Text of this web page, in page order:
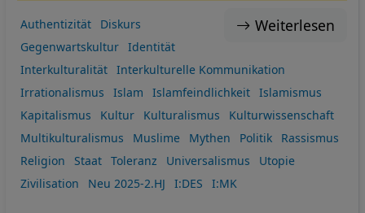
Weiterlesen
Authentizität
Diskurs
Gegenwartskultur
Identität
Interkulturalität
Interkulturelle Kommunikation
Irrationalismus
Islam Islamfeindlichkeit
Islamismus
Kapitalismus
Kultur Kulturalismus
Kulturwissenschaft
Multikulturalismus
Muslime Mythen Politik
Rassismus
Religion
Staat Toleranz Universalismus
Utopie
Zivilisation
Neu 2025-2.HJ I:DES I:MK